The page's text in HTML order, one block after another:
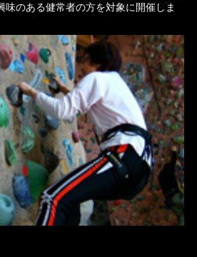
味のある健常者の方を対象に開催しま